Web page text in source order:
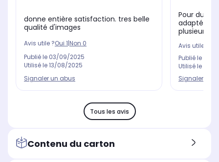
donne entière satisfaction. tres belle
qualité d'images
Avis utile ?Oui 1|Non 0
Publié le 03/09/2025
Utilisé le13/08/2025
Signaler un abus
Pour du
adapté
plusieurs
Avis utile ?
Publié le
Utilisé le
Signaler un
Tous les avis
Contenu du carton